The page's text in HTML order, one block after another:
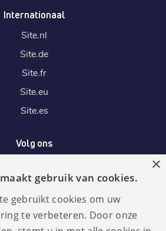
Internationaal
Site.nl
Site.de
Site.fr
Site.eu
Site.es
Volg ons
Wij accepteren
×
gebruik van cookies.
gebruikt cookies om uw
te verbeteren. Door onze